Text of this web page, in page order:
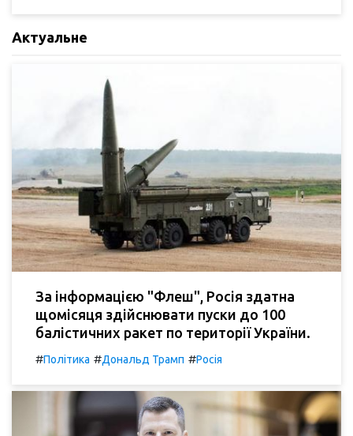
Актуальне
За інформацією "Флеш", Росія здатна
щомісяця здійснювати пуски до 100
балістичних ракет по території України.
#Політика #Дональд Трамп #Росія